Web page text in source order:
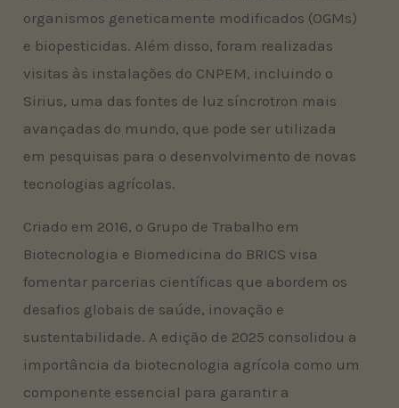
organismos geneticamente modificados (OGMs)
e biopesticidas. Além disso, foram realizadas
visitas às instalações do CNPEM, incluindo o
Sirius, uma das fontes de luz síncrotron mais
avançadas do mundo, que pode ser utilizada
em pesquisas para o desenvolvimento de novas
tecnologias agrícolas.
Criado em 2016, o Grupo de Trabalho em
Biotecnologia e Biomedicina do BRICS visa
fomentar parcerias científicas que abordem os
desafios globais de saúde, inovação e
sustentabilidade. A edição de 2025 consolidou a
importância da biotecnologia agrícola como um
componente essencial para garantir a